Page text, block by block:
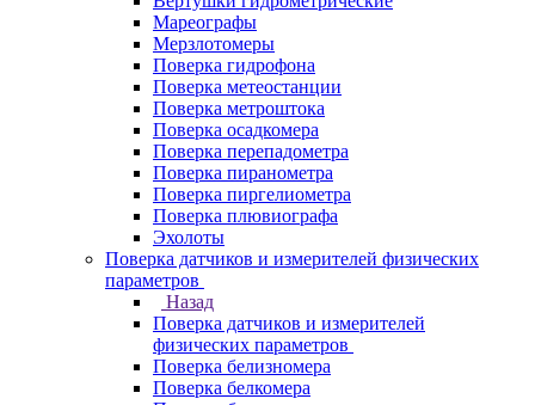
Мареографы
Мерзлотомеры
Поверка гидрофона
Поверка метеостанции
Поверка метроштока
Поверка осадкомера
Поверка перепадометра
Поверка пиранометра
Поверка пиргелиометра
Поверка плювиографа
Эхолоты
Поверка датчиков и измерителей физических
параметров
Назад
Поверка датчиков и измерителей
физических параметров
Поверка белизномера
Поверка белкомера